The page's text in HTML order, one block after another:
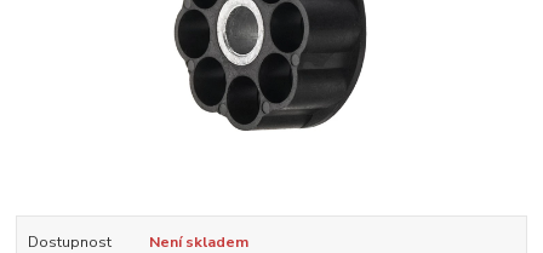
Dostupnost Není skladem